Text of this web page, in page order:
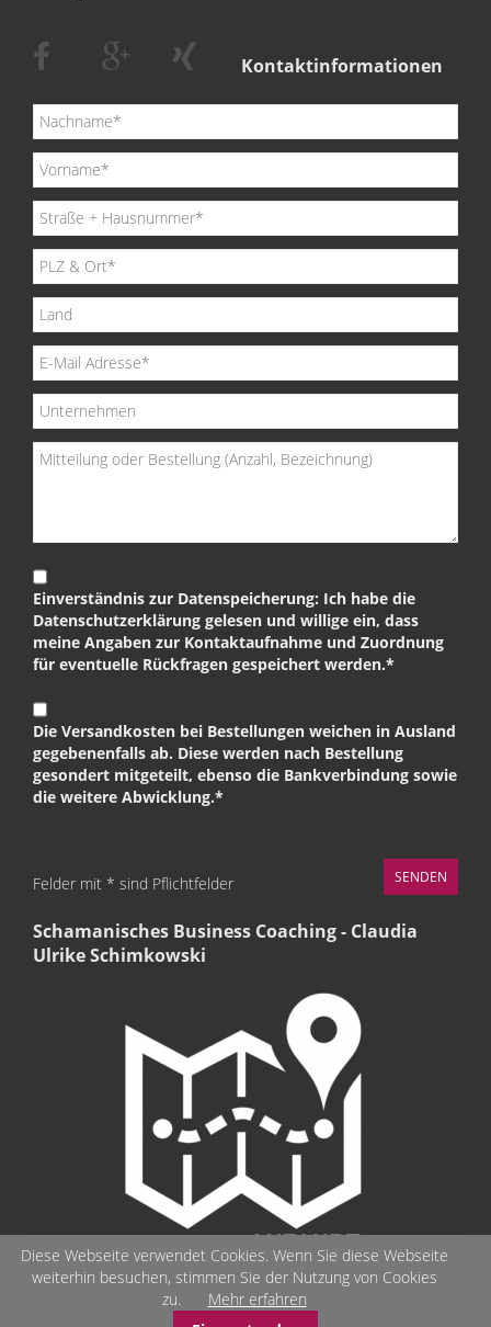
Kontaktinformationen
Einverständnis zur Datenspeicherung: Ich habe die
Datenschutzerklärung gelesen und willige ein, dass
meine Angaben zur Kontaktaufnahme und Zuordnung
für eventuelle Rückfragen gespeichert werden.*
Die Versandkosten bei Bestellungen weichen in Ausland
gegebenenfalls ab. Diese werden nach Bestellung
gesondert mitgeteilt, ebenso die Bankverbindung sowie
die weitere Abwicklung.*
Felder mit * sind Pflichtfelder
Schamanisches Business Coaching - Claudia
Ulrike Schimkowski
Diese Webseite verwendet Cookies. Wenn Sie diese Webseite
weiterhin besuchen, stimmen Sie der Nutzung von Cookies
zu.
Mehr erfahren